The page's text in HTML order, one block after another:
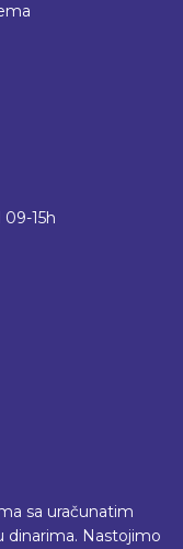
15h
sa uračunatim
dinarima. Nastojimo